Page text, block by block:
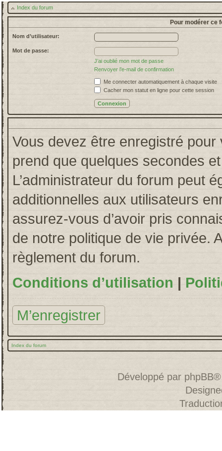
Index du forum
Pour modérer ce
Nom d’utilisateur:
Mot de passe:
J’ai oublié mon mot de passe
Renvoyer l’e-mail de confirmation
Me connecter automatiquement à chaque visite
Cacher mon statut en ligne pour cette session
Vous devez être enregistré pour
prend que quelques secondes
L’administrateur du forum peut
additionnelles aux utilisateurs
assurez-vous d’avoir pris
de notre politique de vie privée.
règlement du forum.
Conditions d’utilisation |
M’enregistrer
Index du forum
Développé par phpBB®